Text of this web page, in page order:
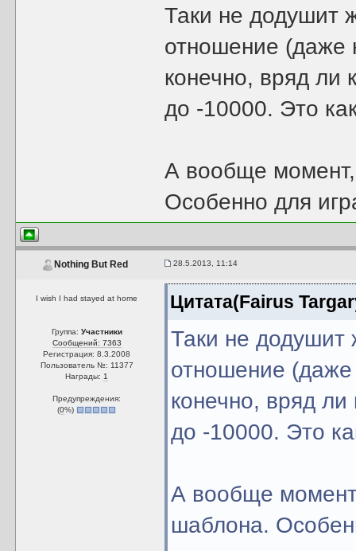
Таки не додушит
отношение (даже
конечно, вряд ли
до -10000. Это
А вообще
Особенно для
Nothing But Red 28.5.2013, 11:14
I wish I had stayed at home
Группа: Участники
Сообщений: 7363
Регистрация: 8.3.2008
Пользователь №: 11377
Награды: 1
Предупреждения:
(0%)
Цитата(Fairus
Таки не додушит
отношение (даже
конечно, вряд
до -10000. Это
А вообще
шаблона.